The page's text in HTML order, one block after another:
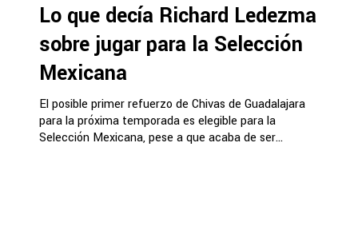
Lo que decía Richard Ledezma
sobre jugar para la Selección
Mexicana
El posible primer refuerzo de Chivas de Guadalajara
para la próxima temporada es elegible para la
Selección Mexicana, pese a que acaba de ser...